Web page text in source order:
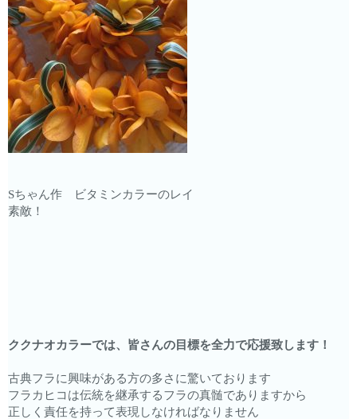
Sちゃん作 ビタミンカラーのレイ
素敵！
ククナオカラーでは、皆さんの目標を全力で応援致します！
古典フラに興味がある方の多さに驚いております
フラカヒコは伝統を継承するフラの真髄でありますから
正しく責任を持って表現しなければなりません